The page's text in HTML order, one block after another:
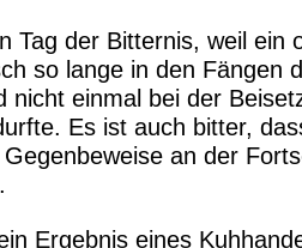
Tag der Bitternis, weil ein
so lange in den Fängen
nicht einmal bei der
Es ist auch bitter,
an der
Ergebnis eines